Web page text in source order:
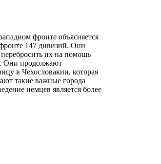
фронте объясняется
147 дивизий. Они
их на помощь
Они продолжают
в Чехословакии, которая
такие важные города
немцев является более